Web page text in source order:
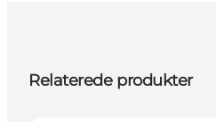
Relaterede produkter